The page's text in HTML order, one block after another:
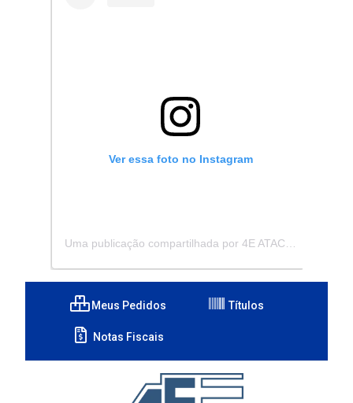
Ver essa foto no Instagram
Meus Pedidos Títulos
Notas Fiscais